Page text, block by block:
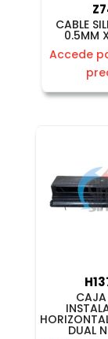
CABLE
0.5MM
Accede
CAJA
DUAL